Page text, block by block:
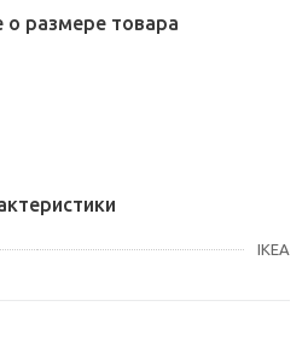
о размере товара
IKEA